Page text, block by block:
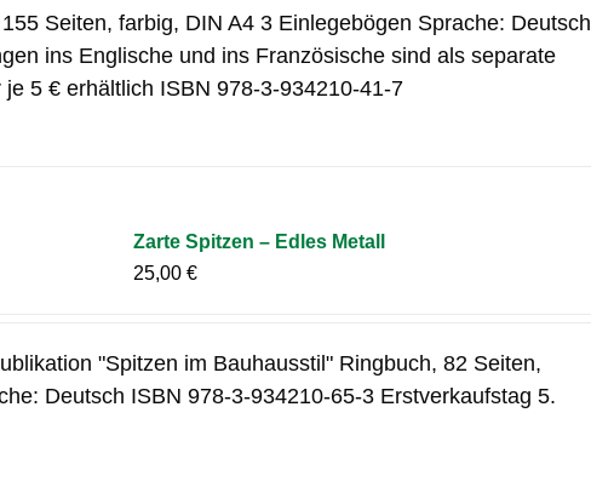
Seiten, farbig, DIN A4 3 Einlegebögen Sprache: Deutsch
ins Englische und ins Französische sind als separate
je 5 € erhältlich ISBN 978-3-934210-41-7
Zarte Spitzen – Edles Metall
25,00€
"Spitzen im Bauhausstil" Ringbuch, 82 Seiten,
Deutsch ISBN 978-3-934210-65-3 Erstverkaufstag 5.